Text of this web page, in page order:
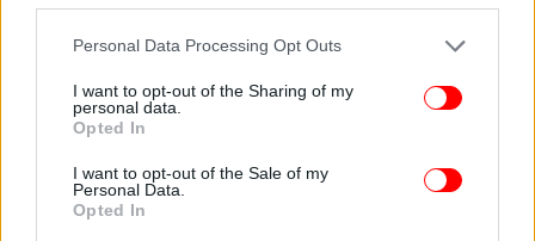
Please note that this website/app uses one or more Google
not limited to your visit or usage behaviour. You may click to
grant or deny consent to Google and its third-party tags to
use your data for below specified purposes in below Google
consent section.
Personal Data Processing Opt Outs
I want to opt-out of the Sharing of my
personal data.
Opted In
I want to opt-out of the Sale of my
Personal Data.
Opted In
πυλώνα ανάπτυξης, με ανακοίνωση σημαντικών
επενδύσεων και στρατηγικών συμφωνιών.
KPIs Λειτουργικής Δραστηριότητας Μετάλλων
Συνολική
παραγωγή